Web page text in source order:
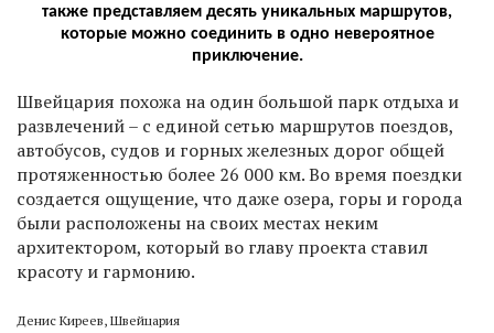
также представляем десять уникальных маршрутов,
которые можно соединить в одно невероятное
приключение.
Швейцария похожа на один большой парк отдыха и
развлечений – с единой сетью маршрутов поездов,
автобусов, судов и горных железных дорог общей
протяженностью более 26 000 км. Во время поездки
создается ощущение, что даже озера, горы и города
были расположены на своих местах неким
архитектором, который во главу проекта ставил
красоту и гармонию.
Денис Киреев, Швейцария